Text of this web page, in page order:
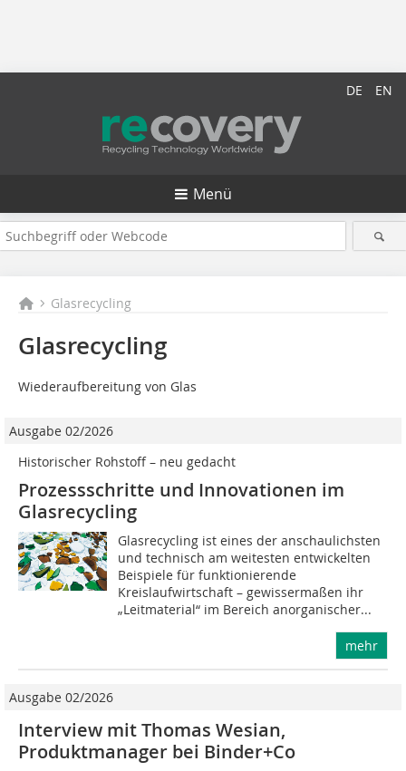
DE EN
Menü
Glasrecycling
Glasrecycling
Wiederaufbereitung von Glas
Ausgabe 02/2026
Historischer Rohstoff – neu gedacht
Prozessschritte und Innovationen im
Glasrecycling
Glasrecycling ist eines der anschaulichsten
und technisch am weitesten entwickelten
Beispiele für funktionierende
Kreislaufwirtschaft – gewissermaßen ihr
„Leitmaterial“ im Bereich anorganischer...
mehr
Ausgabe 02/2026
Interview mit Thomas Wesian,
Produktmanager bei Binder+Co